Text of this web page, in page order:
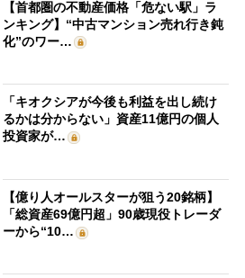
【首都圏の不動産価格「危ない駅」ラ
ンキング】“中古マンション売れ行き鈍
化”のワー…
「キオクシアが今後も利益を出し続け
るかは分からない」資産11億円の個人
投資家が…
【億り人オールスターが狙う20銘柄】
「総資産69億円超」90歳現役トレーダ
ーから“10…